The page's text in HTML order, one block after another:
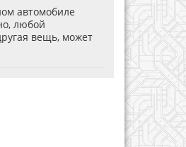
автомобиле
любой
вещь, может